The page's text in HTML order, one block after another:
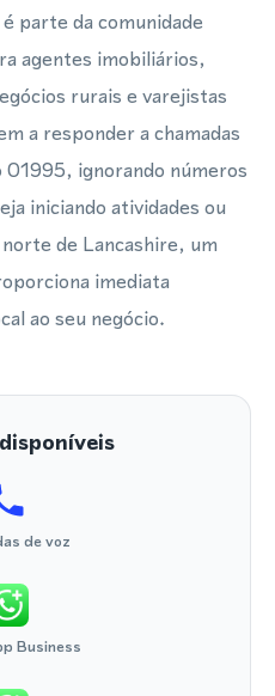
parte da comunidade
agentes imobiliários,
rurais e varejistas
a responder a chamadas
ignorando números
iniciando atividades ou
de Lancashire, um
imediata
ao seu negócio.
de voz
Business